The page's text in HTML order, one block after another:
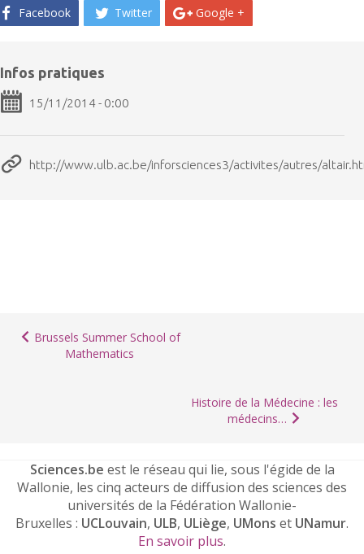
Facebook
Twitter Google +
Infos pratiques
15/11/2014 - 0:00
http://www.ulb.ac.be/inforsciences3/activites/autres/
Brussels Summer School of
Mathematics
Histoire de la Médecine : les
médecins…
Sciences.be est le réseau qui lie, sous l'égide de la
Wallonie, les cinq acteurs de diffusion des sciences des
universités de la Fédération Wallonie-
Bruxelles : UCLouvain, ULB, ULiège, UMons et UNamur.
En savoir plus.